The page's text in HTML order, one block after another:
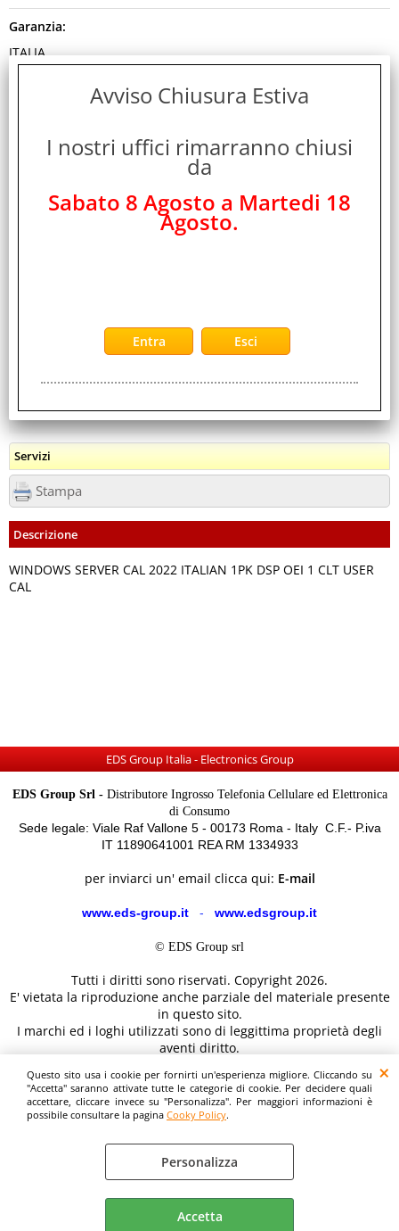
Questo sito usa i cookie per fornirti un'esperienza migliore. Cliccando su
"Accetta" saranno attivate tutte le categorie di cookie. Per decidere quali
accettare, cliccare invece su "Personalizza". Per maggiori informazioni è
possibile consultare la pagina Cooky Policy.
Personalizza
Accetta
Garanzia:
ITALIA
Cod. Produttore:
Disponibilità:
Servizi
Stampa
Descrizione
WINDOWS SERVER CAL 2022 ITALIAN 1PK DSP OEI 1 CLT USER
CAL
EDS Group Italia - Electronics Group
EDS Group Srl -Distributore Ingrosso Telefonia Cellulare ed Elettronica
di Consumo
Sede legale: Viale Raf Vallone 5 - 00173 Roma - Italy C.F.- P.iva
IT 11890641001 REA RM 1334933
per inviarci un' email clicca qui: E-mail
www.eds-group.it - www.edsgroup.it
© EDS Group srl
Tutti i diritti sono riservati. Copyright 2026.
E' vietata la riproduzione anche parziale del materiale presente
in questo sito.
I marchi ed i loghi utilizzati sono di leggittima proprietà degli
aventi diritto.
scopo illustrativo fanno fede i dettagli sul sito del costruttore.
Cooky Policy Preferenze cookie
Avviso Chiusura Estiva
I nostri uffici rimarranno chiusi
da
Sabato 8 Agosto a Martedi 18
Agosto.